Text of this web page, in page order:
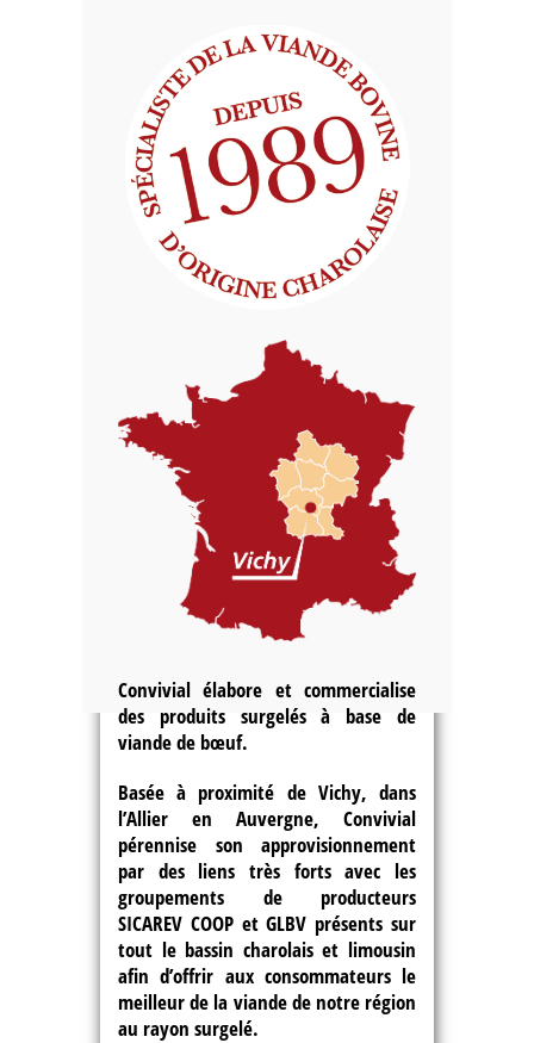
Convivial élabore et commercialise
des produits surgelés à base de
viande de bœuf.
Basée à proximité de Vichy, dans
l’Allier en Auvergne, Convivial
pérennise son approvisionnement
par des liens très forts avec les
groupements de producteurs
SICAREV COOP et GLBV présents sur
tout le bassin charolais et limousin
afin d’offrir aux consommateurs le
meilleur de la viande de notre région
au rayon surgelé.